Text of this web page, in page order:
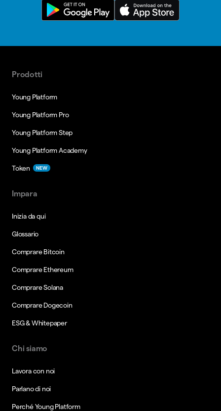
Prodotti
Young Platform
Young Platform Pro
Young Platform Step
Young Platform Academy
Token NEW
Impara
Inizia da qui
Glossario
Comprare Bitcoin
Comprare Ethereum
Comprare Solana
Comprare Dogecoin
ESG & Whitepaper
Chi siamo
Lavora con noi
Parlano di noi
Perché Young Platform